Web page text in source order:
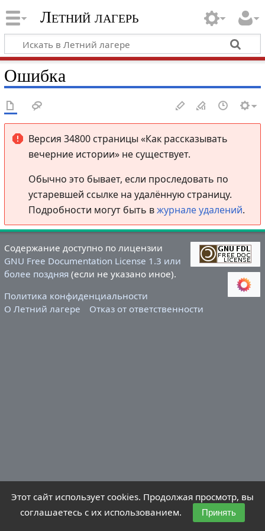
Летний лагерь
Ошибка
Версия 34800 страницы «Как рассказывать
вечерние истории» не существует.
Обычно это бывает, если проследовать по
устаревшей ссылке на удалённую страницу.
Подробности могут быть вжурнале удалений.
Содержание доступно по лицензии
GNU Free Documentation License 1.3 или
более поздняя(если не указано иное).
Политика конфиденциальности
О Летний лагере
Отказ от ответственности
Этот сайт использует cookies. Продолжая просмотр, вы
соглашаетесь с их использованием.
Принять